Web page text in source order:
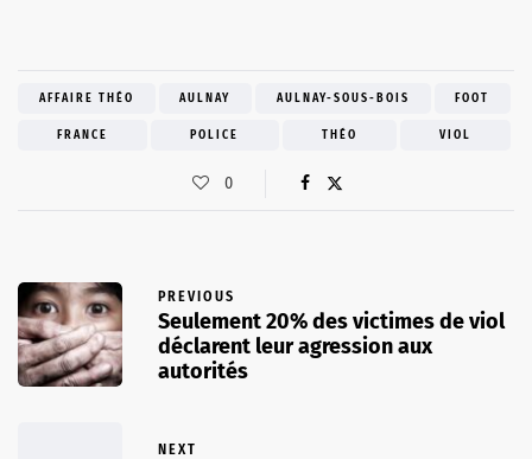
AFFAIRE THÉO AULNAY AULNAY-SOUS-BOIS FOOT
FRANCE POLICE THÉO VIOL
0
PREVIOUS
Seulement 20% des victimes de viol
déclarent leur agression aux
autorités
NEXT